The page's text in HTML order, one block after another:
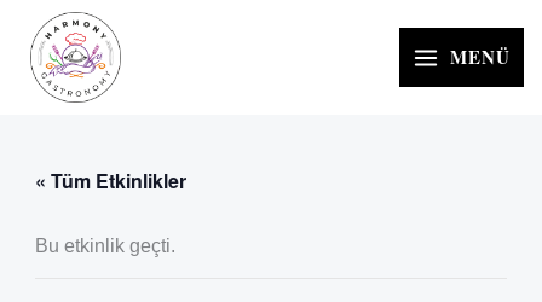
İçeriğe
MENÜ
« Tüm Etkinlikler
Bu etkinlik geçti.